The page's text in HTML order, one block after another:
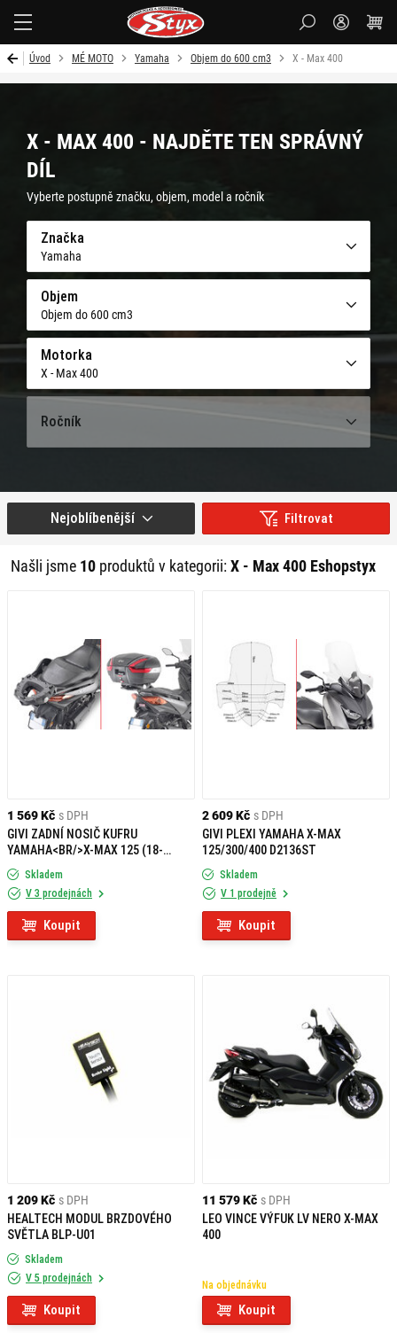
Úvod MÉ MOTO Yamaha Objem do 600 cm3 X - Max 400
X - MAX 400 - NAJDĚTE TEN SPRÁVNÝ
DÍL
Vyberte postupně značku, objem, model a ročník
Značka
Yamaha
Objem
Objem do 600 cm3
Motorka
X - Max 400
Ročník
Filtrovat
Našli jsme 10 produktů v kategorii:X - Max 400 Eshopstyx
Nejoblíbenější
1 569 Kč s DPH
GIVI ZADNÍ NOSIČ KUFRU
YAMAHA<BR/>X-MAX 125 (18-
20)/300 (17-20)/400 (18-20) SR2150
Skladem
V 3 prodejnách
Koupit
2 609 Kč s DPH
GIVI PLEXI YAMAHA X-MAX
125/300/400 D2136ST
Skladem
V 1 prodejně
Koupit
1 209 Kč s DPH
HEALTECH MODUL BRZDOVÉHO
SVĚTLA BLP-U01
Skladem
V 5 prodejnách
Koupit
11 579 Kč s DPH
LEO VINCE VÝFUK LV NERO X-MAX
400
Na objednávku
Koupit